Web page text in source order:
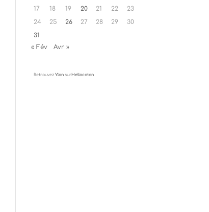
17
18 19 20 21 22
23
24
25 26 27 28 29
30
31
« Fév
Avr »
Retrouvez Ylansur Hellocoton